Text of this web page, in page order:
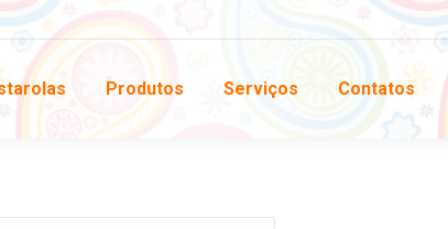
Produtos Serviços Contatos